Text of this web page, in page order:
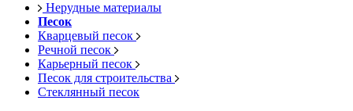
Нерудные материалы
Песок
Кварцевый песок
Речной песок
Карьерный песок
Песок для строительства
Стеклянный песок